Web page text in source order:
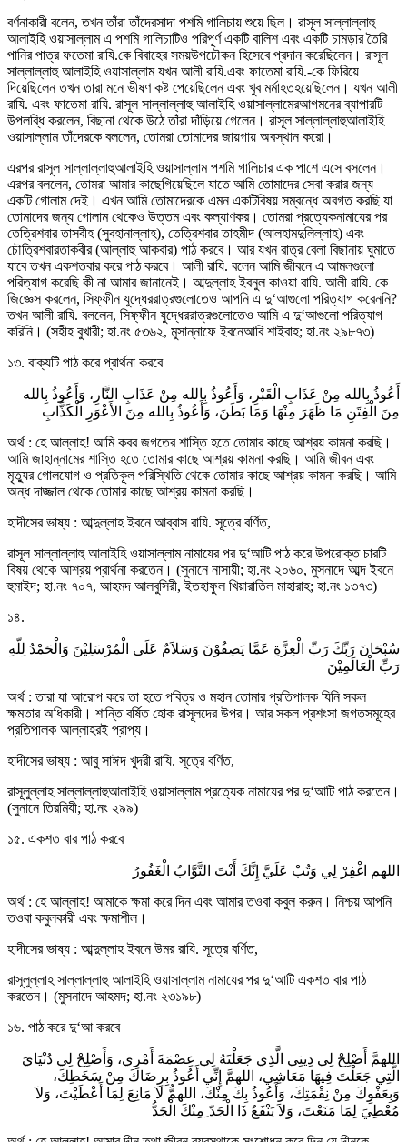
বর্ণনাকারী বলেন, তখন তাঁরা তাঁদেরসাদা পশমি গালিচায় শুয়ে ছিল। রাসূল সাল্লাল্লাহু
আলাইহি ওয়াসাল্লাম এ পশমি গালিচাটিও পরিপূর্ণ একটি বালিশ এবং একটি চামড়ার তৈরি
পানির পাত্র ফতেমা রাযি.কে বিবাহের সময়উপঢৌকন হিসেবে প্রদান করেছিলেন। রাসূল
সাল্লাল্লাহু আলাইহি ওয়াসাল্লাম যখন আলী রাযি.এবং ফাতেমা রাযি.-কে ফিরিয়ে
দিয়েছিলেন তখন তারা মনে ভীষণ কষ্ট পেয়েছিলেন এবং খুব মর্মাহতহয়েছিলেন। যখন আলী
রাযি. এবং ফাতেমা রাযি. রাসূল সাল্লাল্লাহু আলাইহি ওয়াসাল্লামেরআগমনের ব্যাপারটি
উপলব্ধি করলেন, বিছানা থেকে উঠে তাঁরা দাঁড়িয়ে গেলেন। রাসূল সাল্লাল্লাহুআলাইহি
ওয়াসাল্লাম তাঁদেরকে বললেন, তোমরা তোমাদের জায়গায় অবস্থান করো।
এরপর রাসূল সাল্লাল্লাহুআলাইহি ওয়াসাল্লাম পশমি গালিচার এক পাশে এসে বসলেন।
এরপর বললেন, তোমরা আমার কাছেগিয়েছিলে যাতে আমি তোমাদের সেবা করার জন্য
একটি গোলাম দেই। এখন আমি তোমাদেরকে এমন একটিবিষয় সম্বন্ধে অবগত করছি যা
তোমাদের জন্য গোলাম থেকেও উত্তম এবং কল্যাণকর। তোমরা প্রত্যেকনামাযের পর
তেত্রিশবার তাসবীহ (সুবহানাল্লাহ), তেত্রিশবার তাহমীদ (আলহামদুলিল্লাহ) এবং
চৌত্রিশবারতাকবীর (আল্লাহু আকবার) পাঠ করবে। আর যখন রাত্র বেলা বিছানায় ঘুমাতে
যাবে তখন একশতবার করে পাঠ করবে। আলী রাযি. বলেন আমি জীবনে এ আমলগুলো
পরিত্যাগ করেছি কী না আমার জানানেই। আব্দুল্লাহ ইবনুল কাওয়া রাযি. আলী রাযি. কে
জিজ্ঞেস করলেন, সিফ্ফীন যুদ্ধেররাত্রগুলোতেও আপনি এ দু‘আগুলো পরিত্যাগ করেননি?
তখন আলী রাযি. বললেন, সিফ্ফীন যুদ্ধেররাত্রগুলোতেও আমি এ দু‘আগুলো পরিত্যাগ
করিনি। (সহীহ বুখারী; হা.নং ৫৩৬২, মুসান্নাফে ইবনেআবি শাইবাহ; হা.নং ২৯৮৭৩)
১৩. বাক্যটি পাঠ করে প্রার্থনা করবে
أَعُوذُ بِالله مِنْ عَذَابِ الْقَبْرِ، وَأَعُوذُ بِالله مِنْ عَذَابِ النَّارِ، وَأَعُوذُ بِالله
مِنَ الْفِتَنِ مَا ظَهَرَ مِنْهَا وَمَا بَطَنَ، وَأَعُوذُ بِالله مِنَ الأَعْوَرِ الْكَذَّابِ
অর্থ : হে আল্লাহ! আমি কবর জগতের শাস্তি হতে তোমার কাছে আশ্রয় কামনা করছি।
আমি জাহান্নামের শাস্তি হতে তোমার কাছে আশ্রয় কামনা করছি। আমি জীবন এবং
মৃত্যুর গোলযোগ ও প্রতিকূল পরিস্থিতি থেকে তোমার কাছে আশ্রয় কামনা করছি। আমি
অন্ধ দাজ্জাল থেকে তোমার কাছে আশ্রয় কামনা করছি।
হাদীসের ভাষ্য : আব্দুল্লাহ ইবনে আব্বাস রাযি. সূত্রে বর্ণিত,
রাসূল সাল্লাল্লাহু আলাইহি ওয়াসাল্লাম নামাযের পর দু‘আটি পাঠ করে উপরোক্ত চারটি
বিষয় থেকে আশ্রয় প্রার্থনা করতেন। (সুনানে নাসায়ী; হা.নং ২০৬০, মুসনাদে আব্দ ইবনে
হুমাইদ; হা.নং ৭০৭, আহমদ আলবুসিরী, ইতহাফুল খিয়ারাতিল মাহারাহ; হা.নং ১৩৭৩)
১৪.
سُبْحَانَ رَبِّكَ رَبِّ الْعِزَّةِ عَمَّا يَصِفُوْنَ وَسَلاَمٌ عَلَى الْمُرْسَلِيْنَ وَالْحَمْدُ لِلّهِ
رَبِّ الْعَالَمِيْنَ
অর্থ : তারা যা আরোপ করে তা হতে পবিত্র ও মহান তোমার প্রতিপালক যিনি সকল
ক্ষমতার অধিকারী। শান্তি বর্ষিত হোক রাসূলদের উপর। আর সকল প্রশংসা জগতসমূহের
প্রতিপালক আল্লাহরই প্রাপ্য।
হাদীসের ভাষ্য : আবু সাঈদ খুদরী রাযি. সূত্রে বর্ণিত,
রাসূলুল্লাহ সাল্লাল্লাহুআলাইহি ওয়াসাল্লাম প্রত্যেক নামাযের পর দু‘আটি পাঠ করতেন।
(সুনানে তিরমিযী; হা.নং ২৯৯)
১৫. একশত বার পাঠ করবে
اللهم اغْفِرْ لِي وَتُبْ عَلَيَّ إِنَّكَ أَنْتَ التَّوَّابُ الْغَفُورُ
অর্থ : হে আল্লাহ! আমাকে ক্ষমা করে দিন এবং আমার তওবা কবুল করুন। নিশ্চয় আপনি
তওবা কবুলকারী এবং ক্ষমাশীল।
হাদীসের ভাষ্য : আব্দুল্লাহ ইবনে উমর রাযি. সূত্রে বর্ণিত,
রাসূলুল্লাহ সাল্লাল্লাহু আলাইহি ওয়াসাল্লাম নামাযের পর দু‘আটি একশত বার পাঠ
করতেন। (মুসনাদে আহমদ; হা.নং ২৩১৯৮)
১৬. পাঠ করে দু‘আ করবে
اللهمَّ أَصْلِحْ لِي دِينِي الَّذِي جَعَلْتَهُ لِي عِصْمَةَ أَمْرِي، وَأَصْلِحْ لِي دُنْيَايَ
الَّتِي جَعَلْتَ فِيهَا مَعَاشِي، اللهمَّ إِنِّي أَعُوذُ بِرِضَاكَ مِنْ سَخَطِكَ،
وَبِعَفْوِكَ مِنْ نِقْمَتِكَ، وَأَعُوذُ بِكَ مِنْكَ، اللهمُّ لاَ مَانِعَ لِمَا أَعْطَيْتَ، وَلاَ
مُعْطِيَ لِمَا مَنَعْتَ، وَلاَ يَنْفَعُ ذَا الْجَدّ ِمِنْكَ الْجَدُّ